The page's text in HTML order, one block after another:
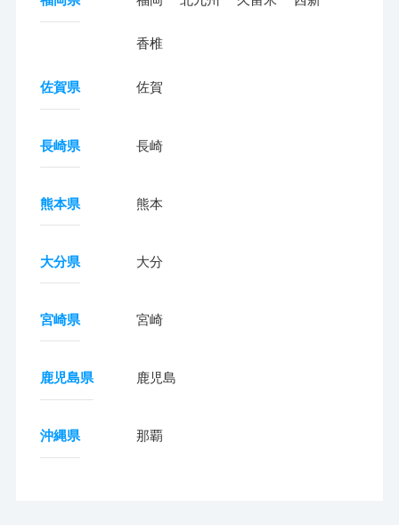
香椎
佐賀県 佐賀
長崎県 長崎
熊本県 熊本
大分県 大分
宮崎県 宮崎
鹿児島県 鹿児島
沖縄県 那覇